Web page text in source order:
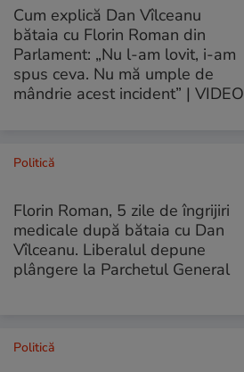
Cum explică Dan Vîlceanu
bătaia cu Florin Roman din
Parlament: „Nu l-am lovit, i-am
spus ceva. Nu mă umple de
mândrie acest incident” | VIDEO
Politică
Florin Roman, 5 zile de îngrijiri
medicale după bătaia cu Dan
Vîlceanu. Liberalul depune
plângere la Parchetul General
Politică